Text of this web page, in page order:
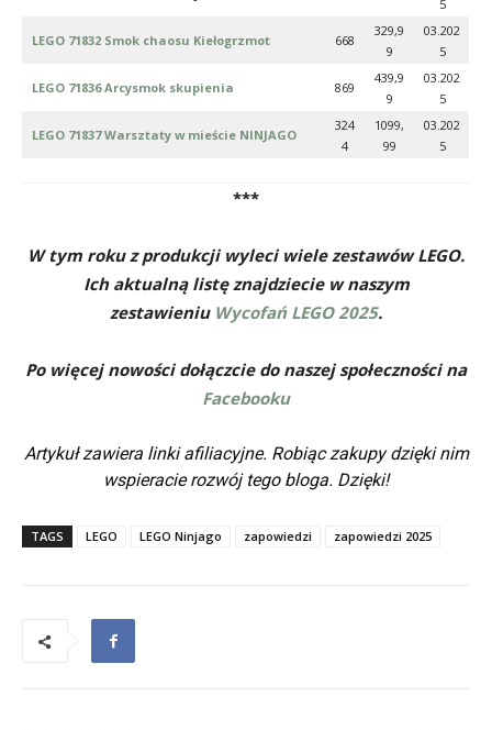
5
LEGO 71832 Smok chaosu Kiełogrzmot 668
329,9
9
03.202
5
LEGO 71836 Arcysmok skupienia 869
439,9
9
03.202
5
LEGO 71837 Warsztaty w mieście NINJAGO
324
4
1099,
99
03.202
5
***
W tym roku z produkcji wyleci wiele zestawów LEGO.
Ich aktualną listę znajdziecie w naszym
zestawieniu Wycofań LEGO 2025.
Po więcej nowości dołączcie do naszej społeczności na
Facebooku
Artykuł zawiera linki afiliacyjne. Robiąc zakupy dzięki nim
wspieracie rozwój tego bloga. Dzięki!
TAGS LEGO LEGO Ninjago zapowiedzi zapowiedzi 2025